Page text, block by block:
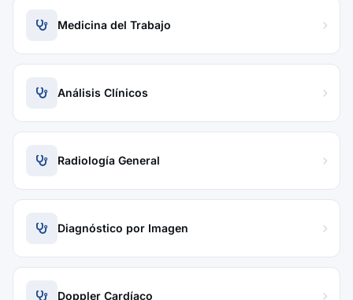
Medicina del Trabajo
Análisis Clínicos
Radiología General
Diagnóstico por Imagen
Doppler Cardíaco